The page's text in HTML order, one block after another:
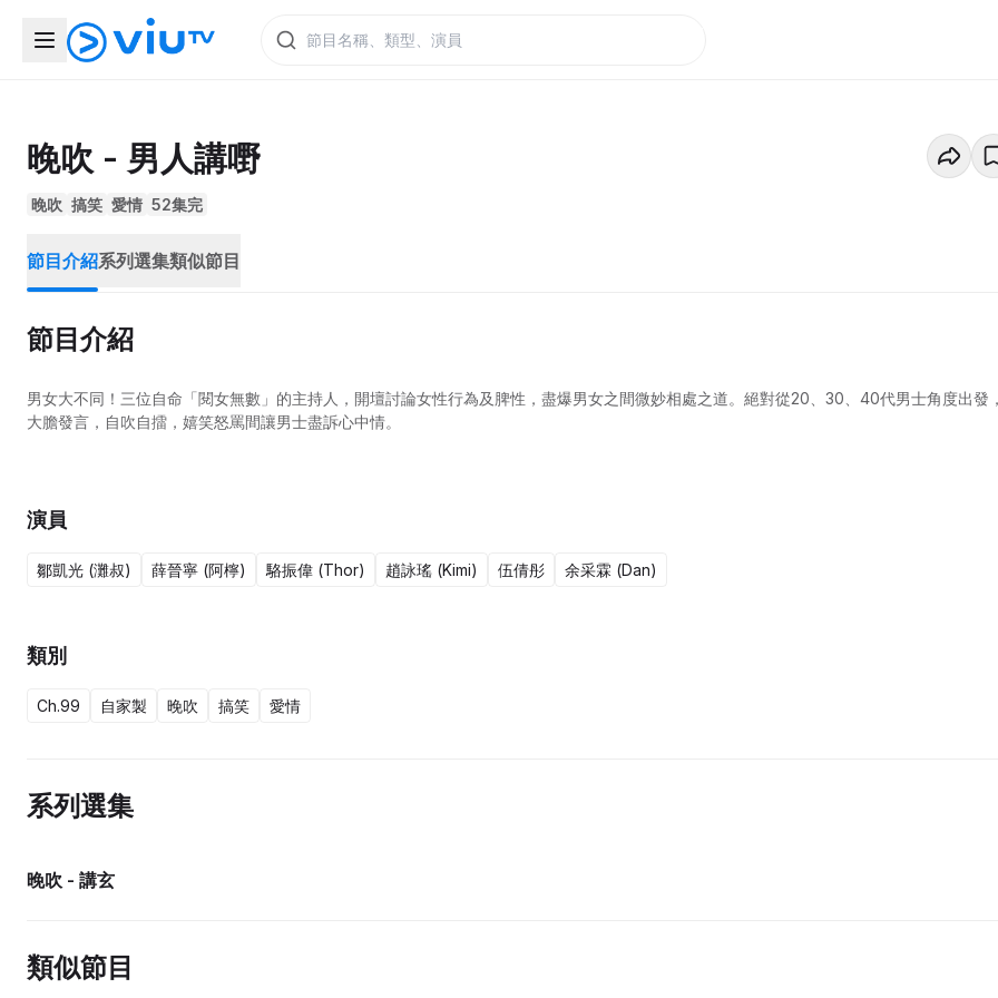
晚吹 - 男人講嘢
晚吹 搞笑 愛情 52集完
節目介紹系列選集類似節目
節目介紹
男女大不同！三位自命「閱女無數」的主持人，開壇討論女性行為及脾性，盡爆男女之間微妙相處之道。絕對從20、30、40代男士角度出發，
大膽發言，自吹自擂，嬉笑怒罵間讓男士盡訴心中情。
演員
鄒凱光 (灘叔) 薛晉寧 (阿檸) 駱振偉 (Thor) 趙詠瑤 (Kimi) 伍倩彤 余采霖 (Dan)
類別
Ch.99 自家製 晚吹 搞笑 愛情
系列選集
晚吹 - 講玄
類似節目